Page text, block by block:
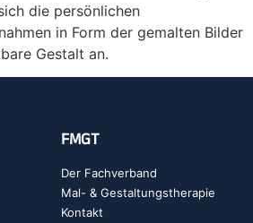
die persönlichen
in Form der gemalten Bilder
Gestalt an.
FMGT
Der Fachverband
Mal- & Gestaltungstherapie
Kontakt